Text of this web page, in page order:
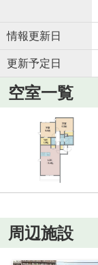
情報更新日
更新予定日
空室一覧
周辺施設